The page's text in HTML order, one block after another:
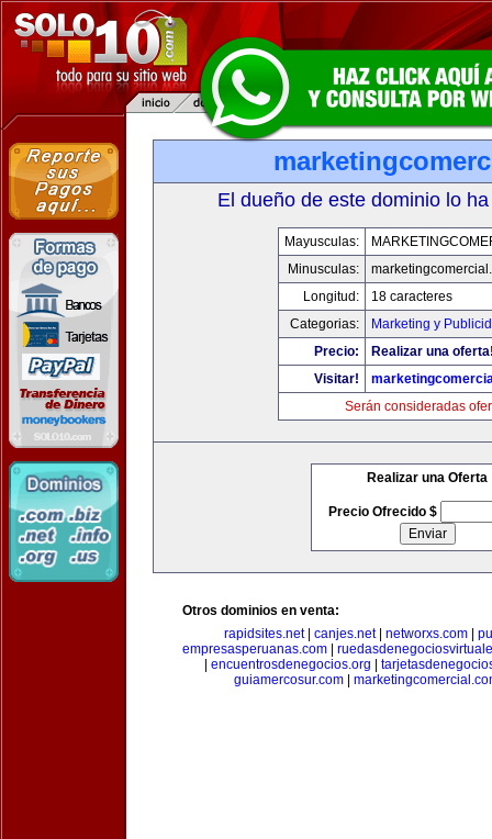
El dueño de este dominio lo
Mayusculas:
Minusculas:
Longitud:
18 caracteres
Categorias:
Marketing y
Precio:
Realizar una
Visitar!
Serán consideradas
Realizar una Oferta
Precio Ofrecido $
Otros dominios en venta:
rapidsites.net| canjes.net| networxs.com
empresasperuanas.com
encuentrosdenegocios.org
guiamercosur.com